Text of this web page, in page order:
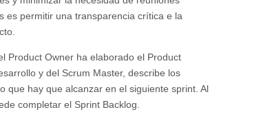
es permitir una transparencia crítica e la
Product Owner ha elaborado el Product
y del Scrum Master, describe los
que hay que alcanzar en el siguiente sprint. Al
completar el Sprint Backlog.